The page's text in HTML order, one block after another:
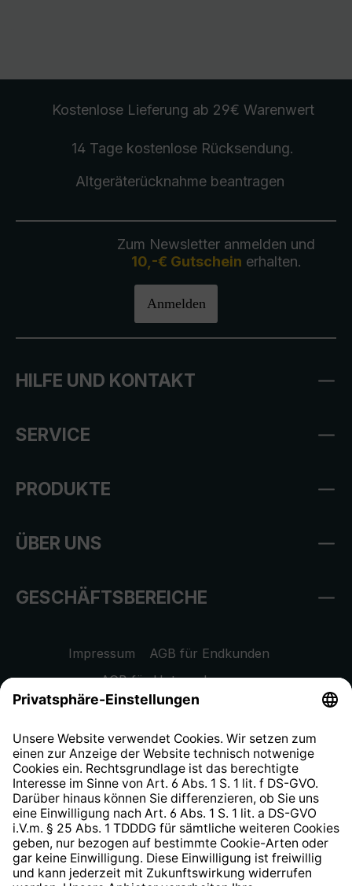
Kostenlose Lieferung ab 29€ Warenwert
14 Tage kostenlose Rücksendung.
Altgeräterücknahmebeantragen
Zum Newsletter anmelden und
10,-€ Gutschein erhalten.
Anmelden
HILFE UND KONTAKT
SERVICE
PRODUKTE
ÜBER UNS
GESCHÄFTSBEREICHE
Impressum
AGB für Endkunden
AGB für Unternehmen
Datenschutzhinweis
Widerrufsrecht
Hinweisgeberschutzsystem
Barrierefreiheit